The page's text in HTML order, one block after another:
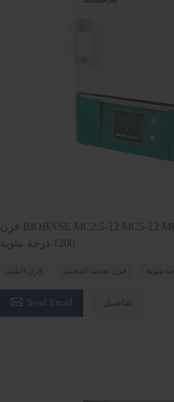
فرن BIOBASE MC2.5-12 MC5-12 MC10-12 المختبري بدرجة حرارة
1200 درجة مئوية
فرن التلبيد فرن تخميد المختبر
 Send Email تفاصيل